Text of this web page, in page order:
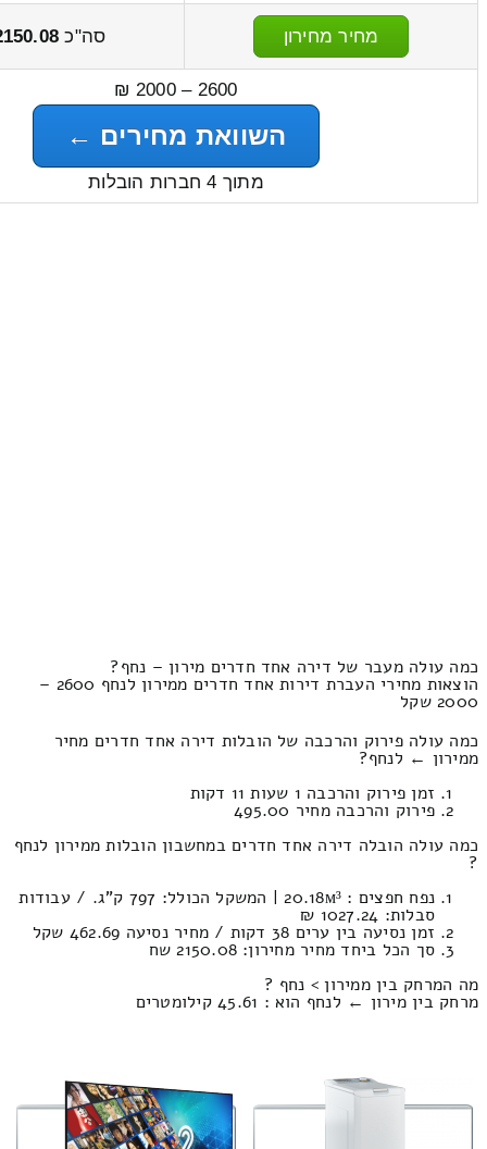
מחיר מחירון סה"כ
2600 – 2000 ₪
השוואת מחירים ←
מתוך 4 חברות הובלות
כמה עולה מעבר של דירה אחד חדרים מירון – נחף?
הוצאות מחירי העברת דירות אחד חדרים ממירון לנחף 2600 –
2000 שקל
כמה עולה פירוק והרכבה של הובלות דירה אחד חדרים מחיר
ממירון ← לנחף?
זמן פירוק והרכבה 1 שעות 11 דקות
פירוק והרכבה מחיר 495.00
כמה עולה הובלה דירה אחד חדרים במחשבון הובלות ממירון לנחף
?
נפח חפצים : 20.18м³ | המשקל הכולל: 797 ק”ג. / עבודות
סבלות: 1027.24 ₪
זמן נסיעה בין ערים 38 דקות / מחיר נסיעה 462.69 שקל
סך הכל ביחד מחיר מחירון: 2150.08 שח
מה המרחק בין ממירון > נחף ?
מרחק בין מירון ← לנחף הוא : 45.61 קילומטרים